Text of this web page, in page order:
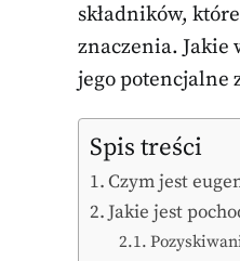
składników,
znaczenia. Jakie
jego potencjalne
Spis treści
Czym jest
Jakie jest